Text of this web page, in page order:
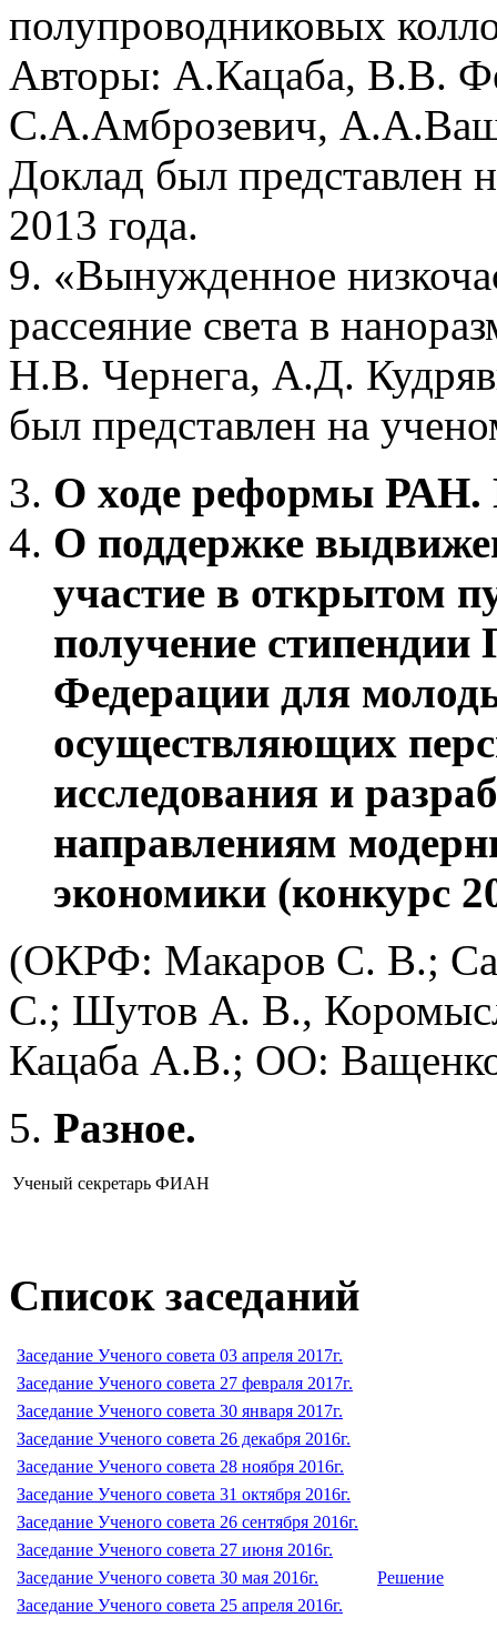
полупроводниковых
Авторы: А.Кацаба,
С.А.Амброзевич,
Доклад был представлен
2013 года.
9. «Вынужденное
рассеяние света в
Н.В. Чернега, А.Д.
был представлен на
О ходе реформы РАН.
О поддержке
участие в открытом
получение cтипендии
Федерации для
осуществляющих
исследования и
направлениям
экономики (конкурс
(ОКРФ: Макаров С. В.;
С.; Шутов А. В.,
Кацаба А.В.; ОО:
Разное.
Ученый секретарь ФИАН
Список заседаний
Заседание Ученого совета 03 апреля 2017г.
Заседание Ученого совета 27 февраля 2017г.
Заседание Ученого совета 30 января 2017г.
Заседание Ученого совета 26 декабря 2016г.
Заседание Ученого совета 28 ноября 2016г.
Заседание Ученого совета 31 октября 2016г.
Заседание Ученого совета 26 сентября 2016г.
Заседание Ученого совета 27 июня 2016г.
Заседание Ученого совета 30 мая 2016г.
Решение
Заседание Ученого совета 25 апреля 2016г.